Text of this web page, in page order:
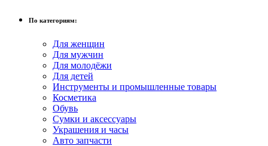
По категориям:
Для женщин
Для мужчин
Для молодёжи
Для детей
Инструменты и промышленные товары
Косметика
Обувь
Сумки и аксессуары
Украшения и часы
Авто запчасти